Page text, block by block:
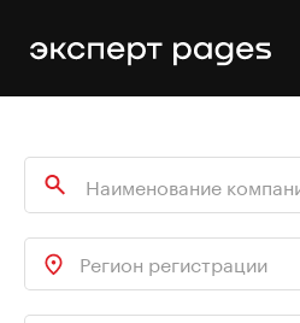
Регион регистрации